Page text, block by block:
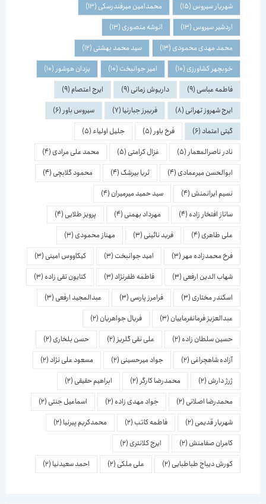
شهریار سیروس(15) محمدامین میرفندرسکی(13)
اردشیر سیروس(13) انوشه منصوری(13)
محمد مهدی محمودی(13) سید محمد بهشتی(12)
خوبچهر کشاورزی(10) امیر جوانبخت(10) یزدان هوشور(10)
فاطمه عباسی(9) داریوش زمانی(9) ایرج اعتصام(9)
ایرج شهروز تهرانی(8) فریبرز جبارنیا(7) سیروس باور (6)
گیتی اعتماد(6) فرخ باور (5) جلیل اولیاء(5)
نادر ناصرالمعمار(5) غزال کرامتی(5) محمد علی مرادی(4)
ابوالحسن میرعمادی(4) ثریا بیرشک(4) محمود گلابچی(4)
نسیم ایرانمنش(4) سید حمید میرمیران(4)
ساناز افتخار زاده(4) مهرداد بهمنی(4) پرویز طلایی(4)
علی طاهری(4) فرید نائینی(3) مهناز محمودی(3)
فرخ محمدزاده مهر (3) امید جوانبخت(3) کیکاووس امینی(3)
شهاب الدین ارفعی(3) فاطمه ظفرنژاد(3) کتایون تقی زاده(3)
اسكندر مختاری(3) فرامرز پارسی(3) عبدالمجید ارفعی(3)
عبدالعزیز فرمانفرماییان(3) فریال جواهریان(2)
حسین سلطان زاده(2) علی نقی گلریز(2) حسن بلخاری(2)
آزاده شاهچراغی(2) جواد میرحسینی(2) مسعود علی نژاد (2)
ژرژ دارش(2) محمدرضا کارگر(2) ابراهیم حقیقی(2)
محمدرضا اصلانی(2) جواد مهدی زاده(2) اسماعیل جنتی(2)
شهریار قدیمی(2) فاطمه کاتب(2) محمدکریم پیرنیا(2)
کامران صفامنش(2) ایرج کلانتری(2)
کورش دیباج طباطبایی(2) علی ملکی(2) احمد سعیدنیا(2)